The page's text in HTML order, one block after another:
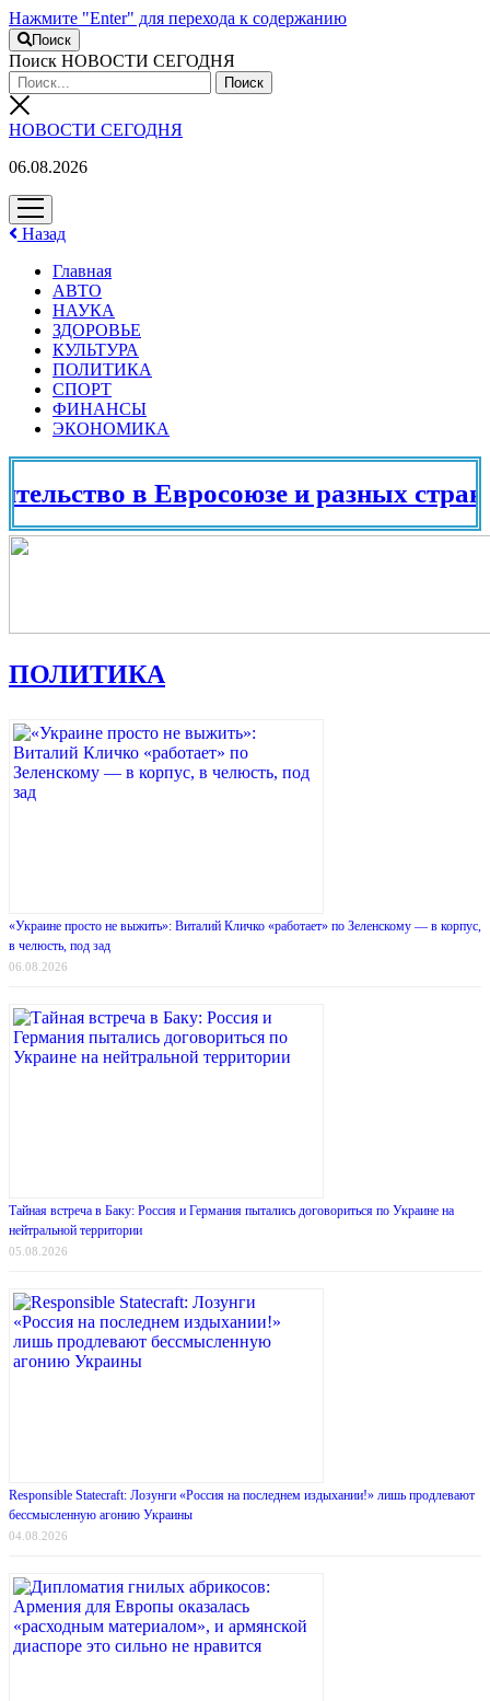
Нажмите "Enter" для перехода к содержанию
Поиск
Поиск НОВОСТИ СЕГОДНЯ
НОВОСТИ СЕГОДНЯ
06.08.2026
открыть
меню
Назад
Главная
АВТО
НАУКА
ЗДОРОВЬЕ
КУЛЬТУРА
ПОЛИТИКА
СПОРТ
ФИНАНСЫ
ЭКОНОМИКА
в Евросоюзе и разных странах
ПОЛИТИКА
«Украине просто не выжить»: Виталий Кличко «работает» по Зеленскому — в корпус,
в челюсть, под зад
06.08.2026
Тайная встреча в Баку: Россия и Германия пытались договориться по Украине на
нейтральной территории
05.08.2026
Responsible Statecraft: Лозунги «Россия на последнем издыхании!» лишь продлевают
бессмысленную агонию Украины
04.08.2026